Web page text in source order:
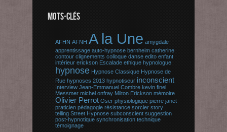
MOTS-CLÉS
AFHN AFNH A la Une amygdale
apprentissage auto-hypnose bernheim catherine
contour clignements colloque danse edito enfant
intérieur erickson Escalade ethique hypnologue
hypnose Hypnose Classique Hypnose de
Rue hypnoses 2013 hypnotiseur inconscient
Interview Jean-Emmanuel Combre kevin finel
Messmer michel onfray Milton Erickson mémoire
Olivier Perrot Oser physiologique pierre janet
praticien pédagogie résistance sorcier story
telling Street Hypnose subconscient suggestion
post-hypnotique synchronisation technique
témoignage